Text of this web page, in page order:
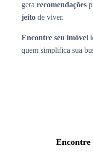
gera recomendações
jeito de viver.
Encontre seu imóvel
quem simplifica sua